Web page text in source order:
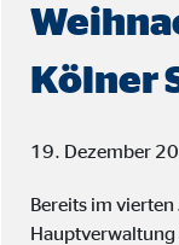
Kölner
19. Dezember
Bereits im
Hauptverwaltung